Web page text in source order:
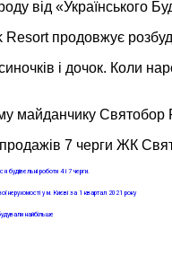
від «Українського
Resort продовжує
і дочок. Коли
майданчику
7 черги ЖК
будівельні роботи 4 і 7 черги.
нерухомості у м. Києві за 1 квартал 2021 року
найбільше